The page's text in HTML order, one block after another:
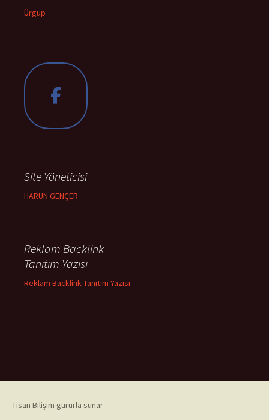
Ürgüp
Site Yöneticisi
HARUN GENÇER
Reklam Backlink
Tanıtım Yazısı
Reklam Backlink Tanıtım Yazısı
Tisan Bilişim gururla sunar